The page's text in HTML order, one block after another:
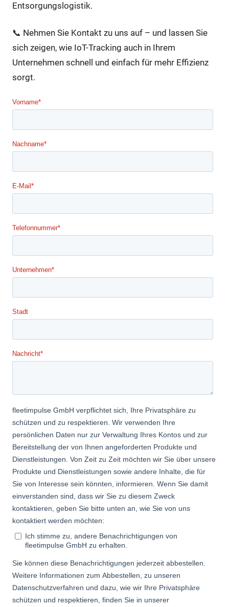
Entsorgungslogistik.
📞 Nehmen Sie Kontakt zu uns auf – und lassen Sie
sich zeigen, wie IoT-Tracking auch in Ihrem
Unternehmen schnell und einfach für mehr Effizienz
sorgt.